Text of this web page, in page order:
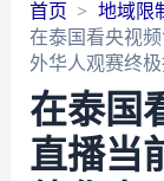
首页
地域限
在泰国看央视
外华人观赛终
在泰国
直播当